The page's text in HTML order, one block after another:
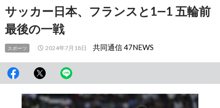
サッカー日本、フランスと1―1 五輪前
最後の一戦
スポーツ 2024年7月18日 共同通信 47NEWS